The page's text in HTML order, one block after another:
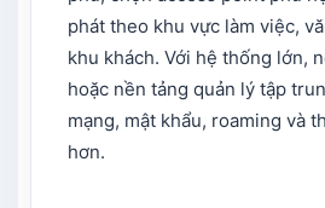
phát theo khu vực làm việc,
khu khách. Với hệ thống lớn,
hoặc nền tảng quản lý tập
mạng, mật khẩu, roaming và
hơn.